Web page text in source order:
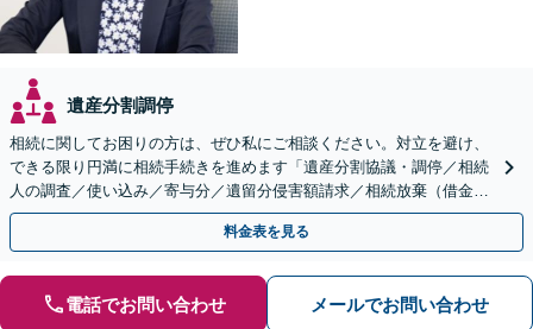
遺産分割調停
相続に関してお困りの方は、ぜひ私にご相談ください。対立を避け、
できる限り円満に相続手続きを進めます「遺産分割協議・調停／相続
人の調査／使い込み／寄与分／遺留分侵害額請求／相続放棄（借金の
相続）／遺言書作成【休日・夜間相談可】
料金表を見る
電話でお問い合わせ メールでお問い合わせ